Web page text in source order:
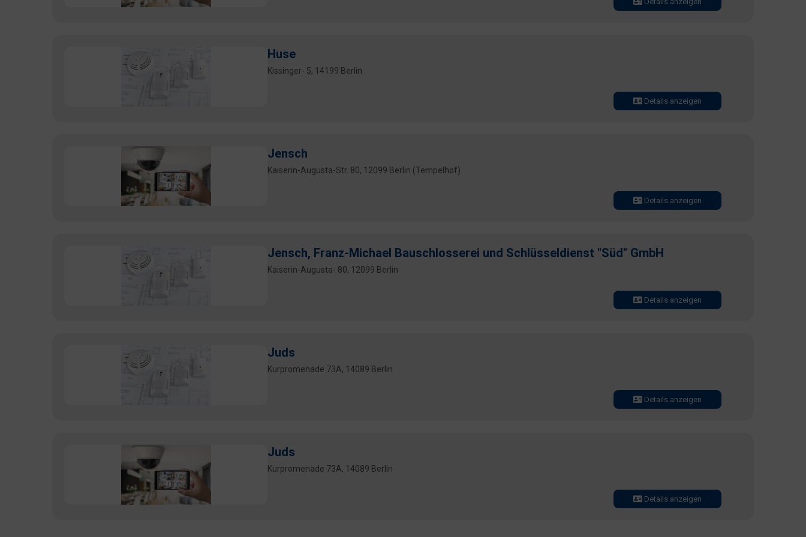
Huse
Kissinger- 5, 14199 Berlin
Details anzeigen
Jensch
Kaiserin-Augusta-Str. 80, 12099 Berlin (Tempelhof)
Details anzeigen
Jensch, Franz-Michael Bauschlosserei und Schlüsseldienst "Süd" GmbH
Kaiserin-Augusta- 80, 12099 Berlin
Details anzeigen
Juds
Kurpromenade 73A, 14089 Berlin
Details anzeigen
Juds
Kurpromenade 73A, 14089 Berlin
Details anzeigen